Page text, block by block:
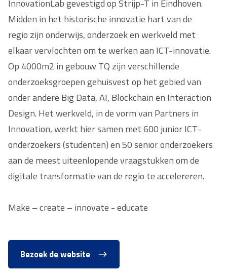
InnovationLab gevestigd op Strijp-T in Eindhoven.
Midden in het historische innovatie hart van de
regio zijn onderwijs, onderzoek en werkveld met
elkaar vervlochten om te werken aan ICT-innovatie.
Op 4000m2 in gebouw TQ zijn verschillende
onderzoeksgroepen gehuisvest op het gebied van
onder andere Big Data, AI, Blockchain en Interaction
Design. Het werkveld, in de vorm van Partners in
Innovation, werkt hier samen met 600 junior ICT-
onderzoekers (studenten) en 50 senior onderzoekers
aan de meest uiteenlopende vraagstukken om de
digitale transformatie van de regio te accelereren.
Make – create – innovate - educate
Bezoek de website